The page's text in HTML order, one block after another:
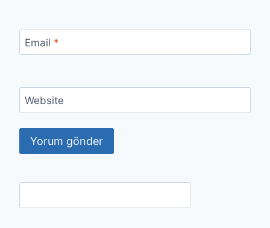
Email *
Website